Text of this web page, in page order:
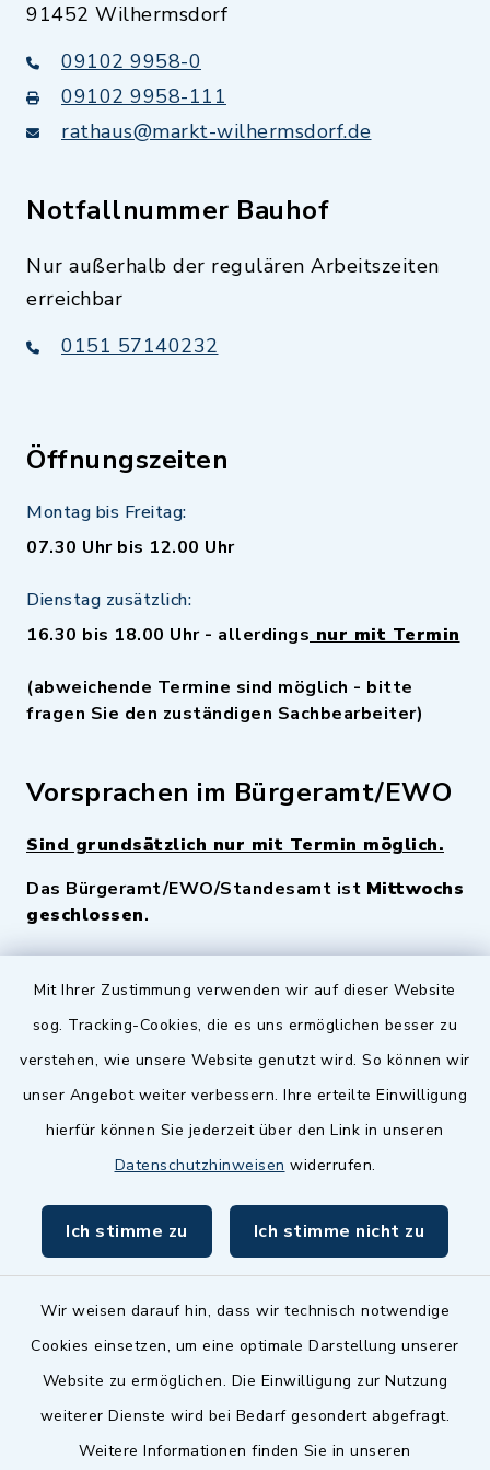
Mit Ihrer Zustimmung verwenden wir auf dieser Website
sog. Tracking-Cookies, die es uns ermöglichen besser zu
verstehen, wie unsere Website genutzt wird. So können wir
unser Angebot weiter verbessern. Ihre erteilte Einwilligung
hierfür können Sie jederzeit über den Link in unseren
Datenschutzhinweisen widerrufen.
Ich stimme zu Ich stimme nicht zu
Wir weisen darauf hin, dass wir technisch notwendige
Cookies einsetzen, um eine optimale Darstellung unserer
Website zu ermöglichen. Die Einwilligung zur Nutzung
weiterer Dienste wird bei Bedarf gesondert abgefragt.
Weitere Informationen finden Sie in unseren
91452 Wilhermsdorf
09102 9958-0
09102 9958-111
rathaus@markt-wilhermsdorf.de
Notfallnummer Bauhof
Nur außerhalb der regulären Arbeitszeiten
erreichbar
0151 57140232
Öffnungszeiten
Montag bis Freitag:
07.30 Uhr bis 12.00 Uhr
Dienstag zusätzlich:
16.30 bis 18.00 Uhr - allerdings nur mit Termin
(abweichende Termine sind möglich - bitte
fragen Sie den zuständigen Sachbearbeiter)
Vorsprachen im Bürgeramt/EWO
Sind grundsätzlich nur mit Termin möglich.
Das Bürgeramt/EWO/Standesamt ist Mittwochs
geschlossen.
Quicklinks
Zenngrund Allianz
Dillenberggruppe
inixmedia GmbH
Barrierefreiheit